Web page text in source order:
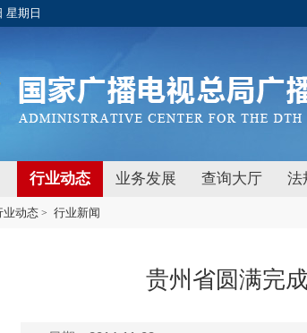
星期日
行业动态 业务发展 查询大厅 法
业动态 > 行业新闻
贵州省圆满完